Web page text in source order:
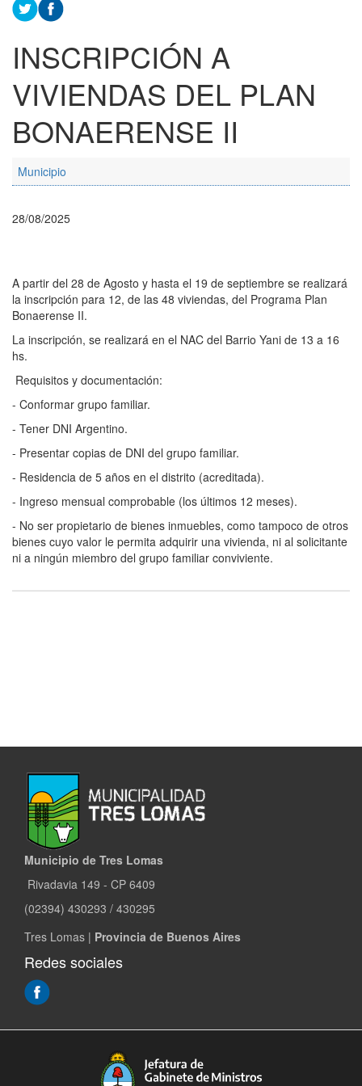
INSCRIPCIÓN A
VIVIENDAS DEL PLAN
BONAERENSE II
Municipio
28/08/2025
A partir del 28 de Agosto y hasta el 19 de septiembre se realizará
la inscripción para 12, de las 48 viviendas, del Programa Plan
Bonaerense II.
La inscripción, se realizará en el NAC del Barrio Yani de 13 a 16
hs.
Requisitos y documentación:
- Conformar grupo familiar.
- Tener DNI Argentino.
- Presentar copias de DNI del grupo familiar.
- Residencia de 5 años en el distrito (acreditada).
- Ingreso mensual comprobable (los últimos 12 meses).
- No ser propietario de bienes inmuebles, como tampoco de otros
bienes cuyo valor le permita adquirir una vivienda, ni al solicitante
ni a ningún miembro del grupo familiar conviviente.
Municipio de Tres Lomas
Rivadavia 149 - CP 6409
(02394) 430293 / 430295
Tres Lomas | Provincia de Buenos Aires
Redes sociales